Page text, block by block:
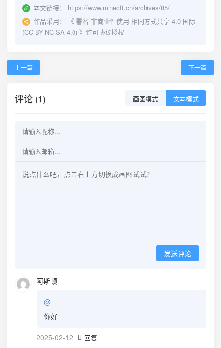
本文链接：
https://www.minecft.cn/archives/85/
作品采用：
《 署名-非商业性使用-相同方式共享 4.0 国际
(CC BY-NC-SA 4.0) 》许可协议授权
上一篇 下一篇
评论 (1) 画图模式 文本模式
发送评论
阿斯顿
@
你好
2025-02-12 回复